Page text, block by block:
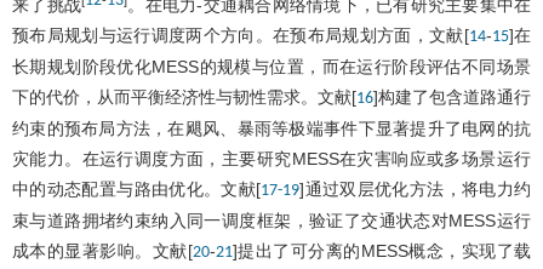
来了挑战
。在电力-交通耦合网络情境下，已有研究主要集中在
预布局规划与运行调度两个方向。在预布局规划方面，文献[14-15]在
长期规划阶段优化MESS的规模与位置，而在运行阶段评估不同场景
下的代价，从而平衡经济性与韧性需求。文献[16]构建了包含道路通行
约束的预布局方法，在飓风、暴雨等极端事件下显著提升了电网的抗
灾能力。在运行调度方面，主要研究MESS在灾害响应或多场景运行
中的动态配置与路由优化。文献[17-19]通过双层优化方法，将电力约
束与道路拥堵约束纳入同一调度框架，验证了交通状态对MESS运行
成本的显著影响。文献[20-21]提出了可分离的MESS概念，实现了载